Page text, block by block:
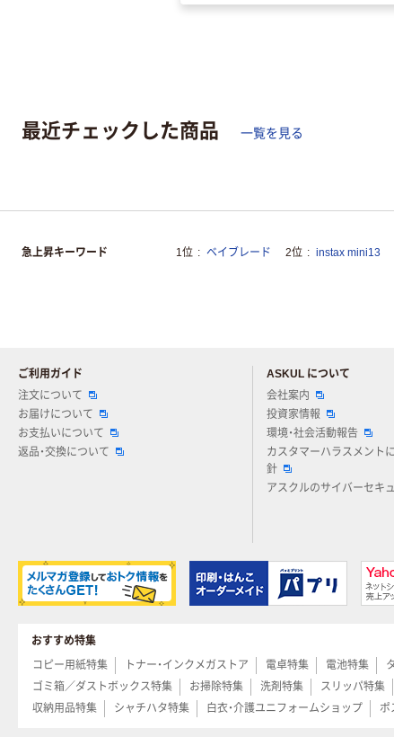
最近チェックした商品 一覧を見る
急上昇キーワード 1位 ベイブレード 2位 instax mini13
ご利用ガイド
注文について
お届けについて
お支払いについて
返品・交換について
ASKUL について
会社案内
投資家情報
環境・社会活動報告
カスタマーハラスメント
針
アスクルのサイバーセキ
おすすめ特集
コピー用紙特集
トナー・インクメガストア 電卓特集 電池特集
ゴミ箱／ダストボックス特集
お掃除特集 洗剤特集 スリッパ特集
収納用品特集
シャチハタ特集 白衣・介護ユニフォームショップ ポ